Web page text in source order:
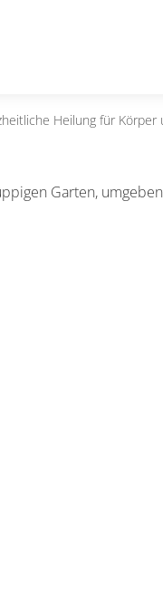
Heilung für Körper